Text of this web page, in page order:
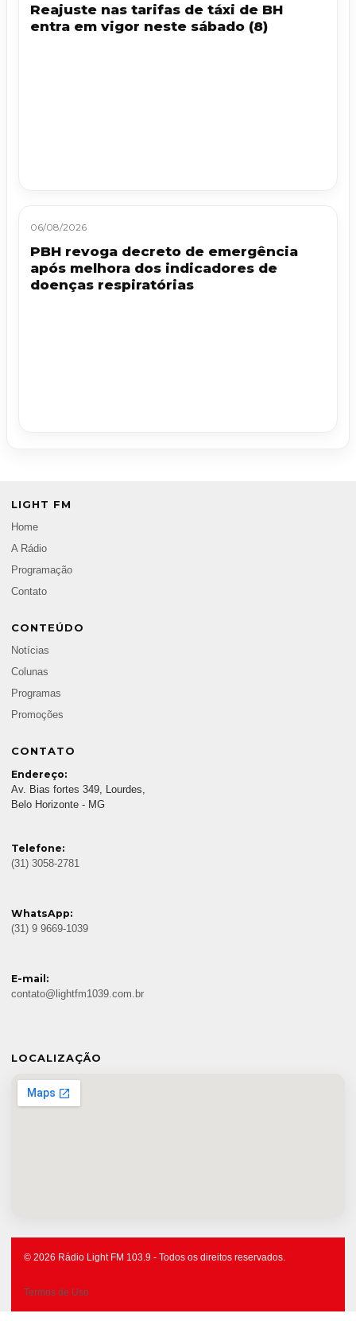
Reajuste nas tarifas de táxi de BH
entra em vigor neste sábado (8)
06/08/2026
PBH revoga decreto de emergência
após melhora dos indicadores de
doenças respiratórias
LIGHT FM
Home
A Rádio
Programação
Contato
CONTEÚDO
Notícias
Colunas
Programas
Promoções
CONTATO
Endereço:
Av. Bias fortes 349, Lourdes,
Belo Horizonte - MG
Telefone:
(31) 3058-2781
WhatsApp:
(31) 9 9669-1039
E-mail:
contato@lightfm1039.com.br
LOCALIZAÇÃO
© 2026 Rádio Light FM 103.9 - Todos os direitos reservados.
Termos de Uso